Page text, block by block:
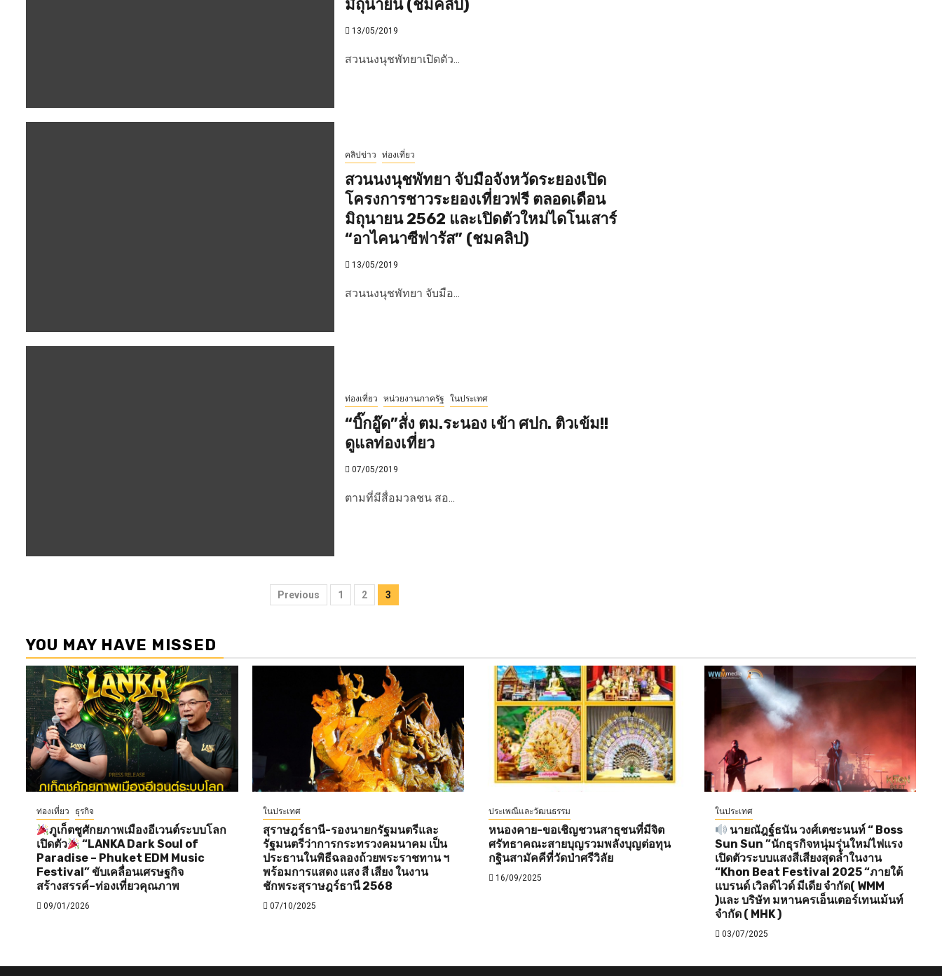
มิถุนายน (ชมคลิป)
13/05/2019
สวนนงนุชพัทยาเปิดตัว...
คลิปข่าว ท่องเที่ยว
สวนนงนุชพัทยา จับมือจังหวัดระยองเปิด
โครงการชาวระยองเที่ยวฟรี ตลอดเดือน
มิถุนายน 2562 และเปิดตัวใหม่ไดโนเสาร์
“อาไคนาซีฟารัส” (ชมคลิป)
13/05/2019
สวนนงนุชพัทยา จับมือ...
ท่องเที่ยว หน่วยงานภาครัฐ ในประเทศ
“บิ๊กอู๊ด”สั่ง ตม.ระนอง เข้า ศปก. ติวเข้ม!!
ดูแลท่องเที่ยว
07/05/2019
ตามที่มีสื่อมวลชน สอ...
Posts
Previous 1 2 3
YOU MAY HAVE MISSED
ท่องเที่ยว ธุรกิจ
ภูเก็ตชูศักยภาพเมืองอีเวนต์ระบบโลก
เปิดตัว
“LANKA Dark Soul of
Paradise – Phuket EDM Music
Festival” ขับเคลื่อนเศรษฐกิจ
สร้างสรรค์–ท่องเที่ยวคุณภาพ
09/01/2026
ในประเทศ
สุราษฎร์ธานี-รองนายกรัฐมนตรีและ
รัฐมนตรีว่าการกระทรวงคมนาคม เป็น
ประธานในพิธีฉลองถ้วยพระราชทาน ฯ
พร้อมการแสดง แสง สี เสียง ในงาน
ชักพระสุราษฎร์ธานี 2568
07/10/2025
ประเพณีและวัฒนธรรม
หนองคาย-ขอเชิญชวนสาธุชนที่มีจิต
ศรัทธาคณะสายบุญรวมพลังบุญต่อทุน
กฐินสามัคคีที่วัดป่าศรีวิลัย
16/09/2025
ในประเทศ
นายณัฎฐ์ธนัน วงศ์เตชะนนท์ “ Boss
Sun Sun ”นักธุรกิจหนุ่มรุ่นใหม่ไฟแรง
เปิดตัวระบบแสงสีเสียงสุดล้ำในงาน
“Khon Beat Festival 2025 “ภายใต้
แบรนด์ เวิลด์ไวด์ มีเดีย จำกัด( WMM
)และ บริษัท มหานครเอ็นเตอร์เทนเม้นท์
จำกัด ( MHK )
03/07/2025